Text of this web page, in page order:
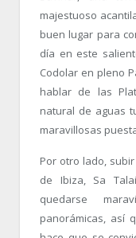
majestuoso
buen lugar para
día en este
Codolar en pleno
hablar de las
natural de aguas
maravillosas
Por otro lado,
de Ibiza, Sa
quedarse
panorámicas, así